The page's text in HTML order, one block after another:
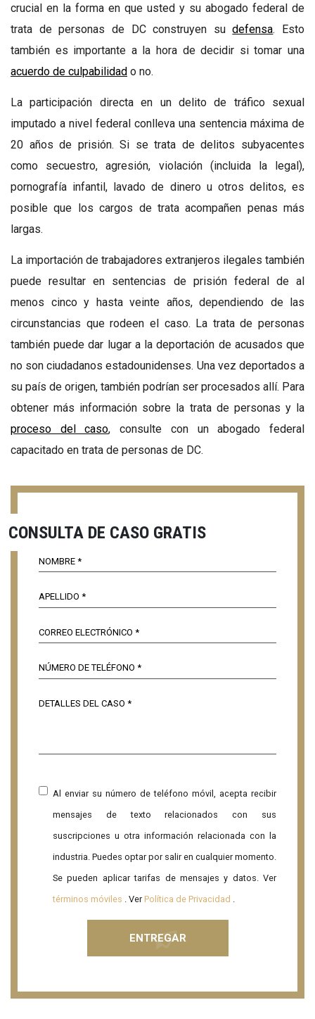
crucial en la forma en que usted y su abogado federal de
trata de personas de DC construyen sudefensa. Esto
también es importante a la hora de decidir si tomar una
acuerdo de culpabilidad o no.
La participación directa en un delito de tráfico sexual
imputado a nivel federal conlleva una sentencia máxima de
20 años de prisión. Si se trata de delitos subyacentes
como secuestro, agresión, violación (incluida la legal),
pornografía infantil, lavado de dinero u otros delitos, es
posible que los cargos de trata acompañen penas más
largas.
La importación de trabajadores extranjeros ilegales también
puede resultar en sentencias de prisión federal de al
menos cinco y hasta veinte años, dependiendo de las
circunstancias que rodeen el caso. La trata de personas
también puede dar lugar a la deportación de acusados que
no son ciudadanos estadounidenses. Una vez deportados a
su país de origen, también podrían ser procesados allí. Para
obtener más información sobre la trata de personas y la
proceso del caso, consulte con un abogado federal
capacitado en trata de personas de DC.
CONSULTA DE CASO GRATIS
Al enviar su número de teléfono móvil, acepta recibir
mensajes de texto relacionados con sus
suscripciones u otra información relacionada con la
industria. Puedes optar por salir en cualquier momento.
Se pueden aplicar tarifas de mensajes y datos. Ver
términos móviles . VerPolítica de Privacidad .